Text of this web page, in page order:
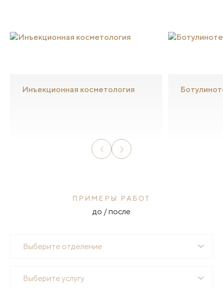
Инъекционная косметология
ПРИМЕРЫ РАБОТ
до / после
Выберите отделение
Выберите услугу